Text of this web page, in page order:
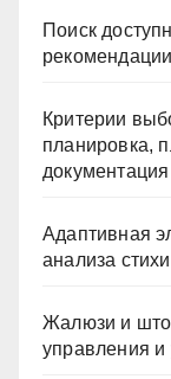
Поиск
рекомендации
Критерии
планировка,
документация
Адаптивная
анализа
Жалюзи и
управления и